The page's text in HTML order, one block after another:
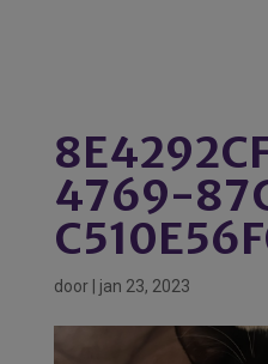
4769-
door jan 23, 2023